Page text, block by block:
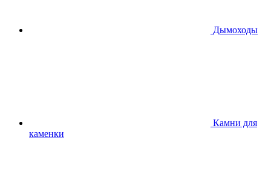
Дымоходы
Камни для
каменки